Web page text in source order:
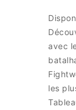
avec
les